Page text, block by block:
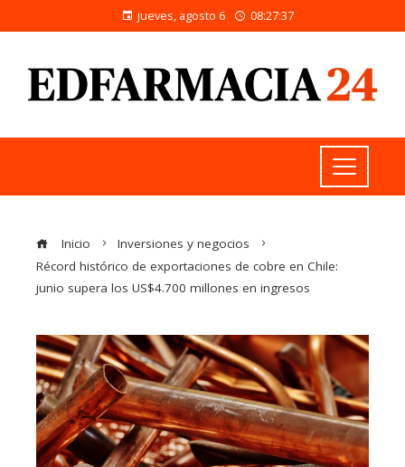
jueves, agosto 6 08:27:37
Inicio
Inversiones y negocios
Récord histórico de exportaciones de cobre en Chile:
junio supera los US$4.700 millones en ingresos